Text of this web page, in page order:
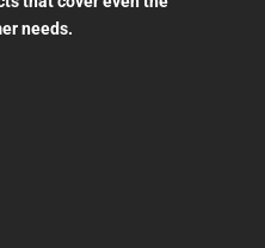
needs.